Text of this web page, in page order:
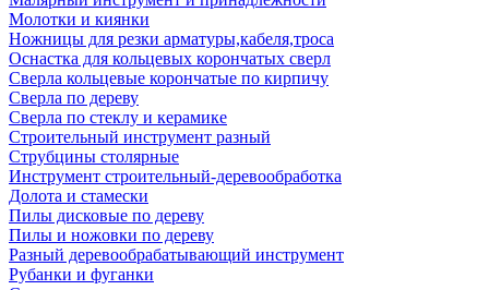
Молотки и киянки
Ножницы для резки арматуры,кабеля,троса
Оснастка для кольцевых корончатых сверл
Сверла кольцевые корончатые по кирпичу
Сверла по дереву
Сверла по стеклу и керамике
Строительный инструмент разный
Струбцины столярные
Инструмент строительный-деревообработка
Долота и стамески
Пилы дисковые по дереву
Пилы и ножовки по дереву
Разный деревообрабатывающий инструмент
Рубанки и фуганки